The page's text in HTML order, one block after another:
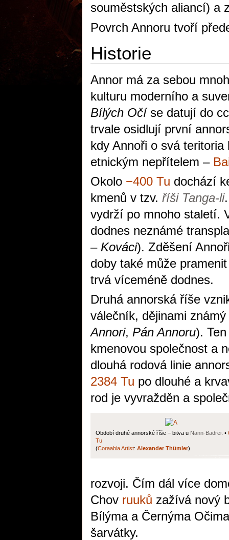
souměstských aliancí) a
Povrch Annoru tvoří
Historie
Annor má za sebou
kulturu moderního a
Bílých Očíse datují do
trvale osidlují první
kdy Annoři o svá
etnickým nepřítelem –
Okolo −400 Tu dochází
kmenů v tzv. říši Tanga-li
vydrží po mnoho staletí.
dodnes neznámé
– Kováci). Zděšení
doby také může
trvá víceméně dodnes.
Druhá annorská říše
válečník, dějinami
Annori, Pán Annoru).
kmenovou společnost a
dlouhá rodová linie
2384 Tu po dlouhé a
rod je vyvražděn a
Období druhé annorské říše – bitva u Nann-Badrei . •
Tu
(Coraabia Artist: Alexander Thümler)
rozvoji. Čím dál více
Chov ruuků zažívá nový
Bílýma a Černýma
šarvátky.